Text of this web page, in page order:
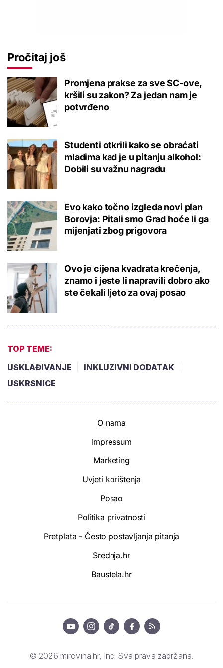
Pročitaj još
Promjena prakse za sve SC-ove,
kršili su zakon? Za jedan nam je
potvrđeno
Studenti otkrili kako se obraćati
mladima kad je u pitanju alkohol:
Dobili su važnu nagradu
Evo kako točno izgleda novi plan
Borovja: Pitali smo Grad hoće li ga
mijenjati zbog prigovora
Ovo je cijena kvadrata krečenja,
znamo i jeste li napravili dobro ako
ste čekali ljeto za ovaj posao
TOP TEME:
USKLAĐIVANJE
INKLUZIVNI DODATAK
USKRSNICE
O nama
Impressum
Marketing
Uvjeti korištenja
Posao
Politika privatnosti
Pretplata - Često postavljanja pitanja
Srednja.hr
Baustela.hr
© 2026 mirovina.hr, Inc. Sva prava zadržana.